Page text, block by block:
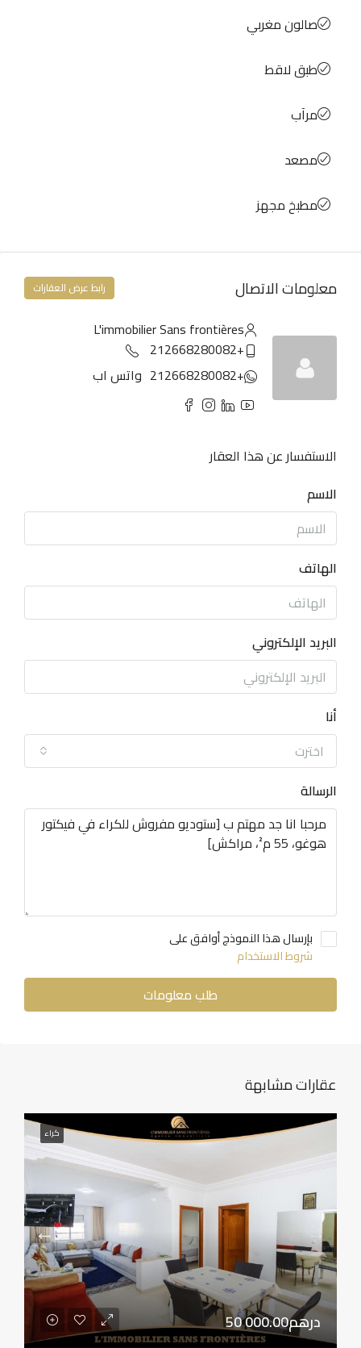
صالون مغربي
طبق لاقط
مرآب
مصعد
مطبخ مجهز
معلومات الاتصال رابط عرض العقارات
L'immobilier Sans frontières
+212668280082
+212668280082
واتس اب
الاستفسار عن هذا العقار
الاسم
الهاتف
البريد الإلكتروني
أنا
اخترت
الرسالة
بإرسال هذا النموذج أوافق على
شروط الاستخدام
طلب معلومات
عقارات مشابهة
كراء
50 000.00درهم